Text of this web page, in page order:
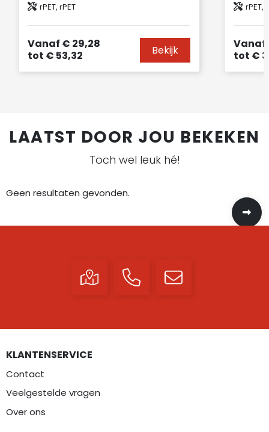
rPET, rPET
Vanaf € 29,28
tot € 53,32 Bekijk
rPET,
Vanaf
tot €
LAATST DOOR JOU BEKEKEN
Toch wel leuk hé!
Geen resultaten gevonden.
KLANTENSERVICE
Contact
Veelgestelde vragen
Over ons